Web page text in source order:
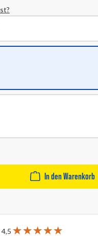
In den Warenkorb